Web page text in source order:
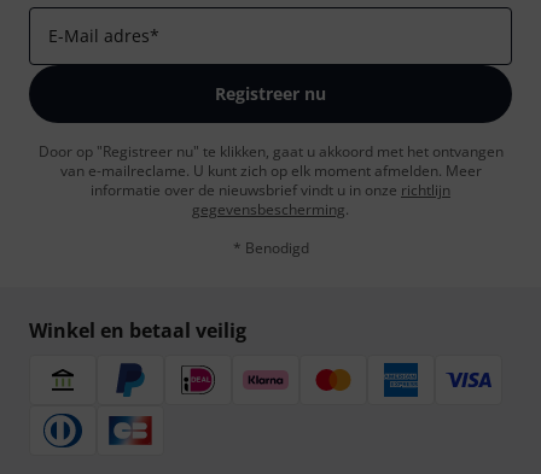
E-Mail adres*
Registreer nu
Door op "Registreer nu" te klikken, gaat u akkoord met het ontvangen
van e-mailreclame. U kunt zich op elk moment afmelden. Meer
informatie over de nieuwsbrief vindt u in onze richtlijn
gegevensbescherming.
* Benodigd
Winkel en betaal veilig